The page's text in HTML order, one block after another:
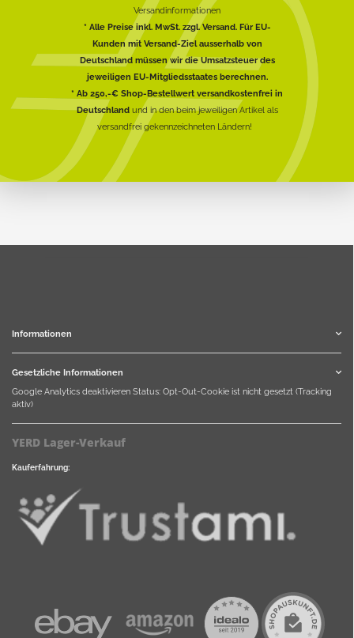
Versandinformationen
* Alle Preise inkl. MwSt. zzgl. Versand. Für EU-
Kunden mit Versand-Ziel ausserhalb von
Deutschland müssen wir die Umsatzsteuer des
jeweiligen EU-Mitgliedsstaates berechnen.
* Ab 250,-€ Shop-Bestellwert versandkostenfrei in
Deutschlandund in den beim jeweiligen Artikel als
versandfrei gekennzeichneten Ländern!
Informationen
Gesetzliche Informationen
Google Analytics deaktivieren Status: Opt-Out-Cookie ist nicht gesetzt (Tracking
aktiv)
YERD Lager-Verkauf
Kauferfahrung: